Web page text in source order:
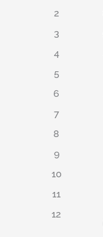
2
3
4
5
6
7
8
9
10
11
12